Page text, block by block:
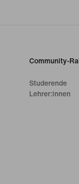
Community-
Studerende
Lehrer:innen